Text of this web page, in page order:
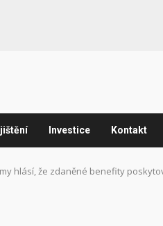
Investice Kontakt
hlásí, že zdaněné benefity